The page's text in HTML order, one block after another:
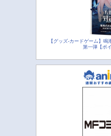
【グッズ-カードゲーム】
第一弾【ポ